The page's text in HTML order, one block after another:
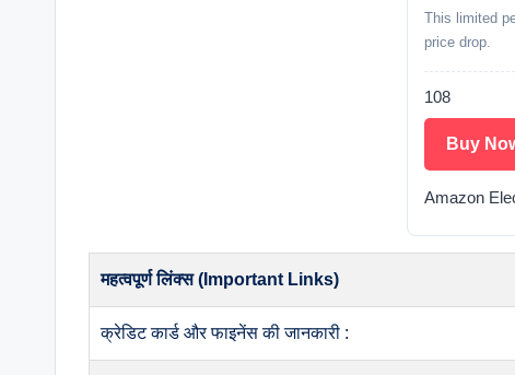
This limited
price drop.
108
Buy
Amazon
महत्वपूर्ण लिंक्स (Important Links)
क्रेडिट कार्ड और फाइनेंस की जानकारी :